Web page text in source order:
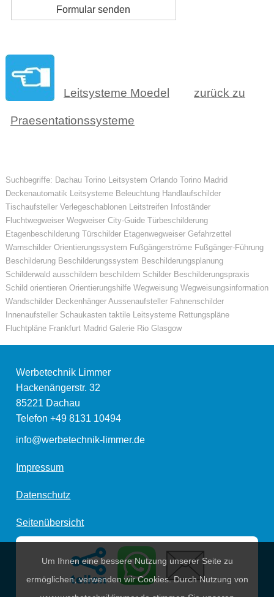
Leitsysteme Moedel zurück zu
Praesentationssysteme
Suchbegriffe: Dachau Torino Leitsystem Orlando Torino Madrid
Deckenautomatik Leitsysteme Beleuchtung Handlaufschilder
Tischaufsteller Verlegeschablonen Leitstreifen Infoständer
Fluchtwegweiser Wegweiser City-Guide Türbeschilderung
Etagenbeschilderung Türschilder Etagenwegweiser Gefahrzettel
Warnschilder Orientierungssystem Fußgängerströme Fußgänger-Führung
Beschilderung Beschilderungssystem Beschilderungsplanung
Schilderwald ausschildern beschildern Schilder Beschilderungspraxis
Schild orientieren Orientierungshilfe Wegweisung Wegweisungsinformation
Wandschilder Deckenhänger Aussenaufsteller Fahnenschilder
Innenaufsteller Schaukasten taktile Leitsysteme Rettungspläne
Fluchtpläne Frankfurt Madrid Galerie Rio Glasgow
Werbetechnik Limmer
Hackenängerstr. 32
85221 Dachau
Telefon+49 8131 10494
info@werbetechnik-limmer.de
Impressum
Datenschutz
Seitenübersicht
Um Ihnen eine bessere Nutzung unserer Seite zu
ermöglichen, verwenden wir Cookies. Durch Nutzung von